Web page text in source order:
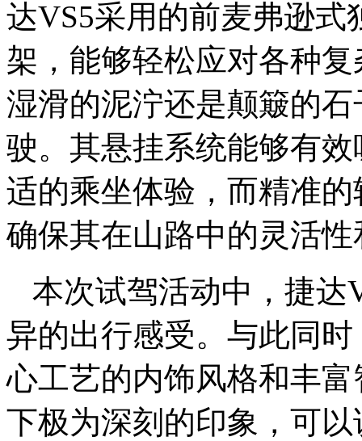
达VS5采用的前麦弗逊
架，能够轻松应对各种
湿滑的泥泞还是颠簸的
驶。其悬挂系统能够有
适的乘坐体验，而精准
确保其在山路中的灵活
本次试驾活动中，捷达
异的出行感受。与此同
心工艺的内饰风格和丰
下极为深刻的印象，可